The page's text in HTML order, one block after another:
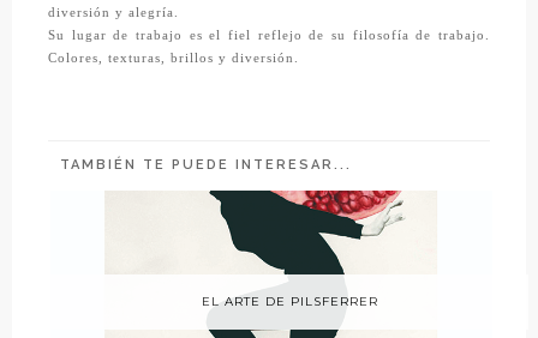
diversión y alegría.
Su lugar de trabajo es el fiel reflejo de su filosofía de trabajo.
Colores, texturas, brillos y diversión.
TAMBIÉN TE PUEDE INTERESAR...
EL ARTE DE PILSFERRER